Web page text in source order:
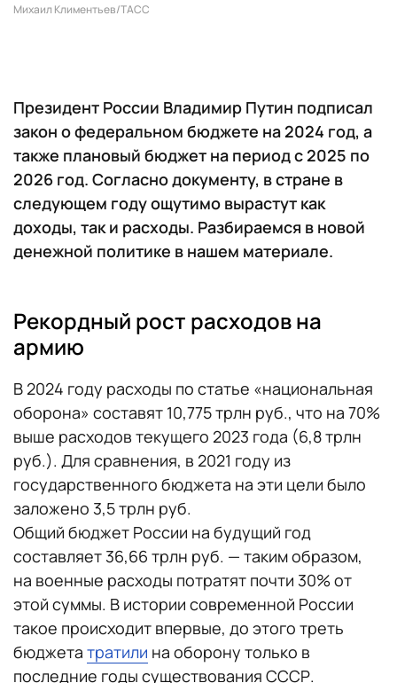
Михаил Климентьев/ТАСС
Президент России Владимир Путин подписал
закон о федеральном бюджете на 2024 год, а
также плановый бюджет на период с 2025 по
2026 год. Согласно документу, в стране в
следующем году ощутимо вырастут как
доходы, так и расходы. Разбираемся в новой
денежной политике в нашем материале.
Рекордный рост расходов на
армию
В 2024 году расходы по статье «национальная
оборона» составят 10,775 трлн руб., что на 70%
выше расходов текущего 2023 года (6,8 трлн
руб.). Для сравнения, в 2021 году из
государственного бюджета на эти цели было
заложено 3,5 трлн руб.
Общий бюджет России на будущий год
составляет 36,66 трлн руб. — таким образом,
на военные расходы потратят почти 30% от
этой суммы. В истории современной России
такое происходит впервые, до этого треть
бюджета тратили на оборону только в
последние годы существования СССР.